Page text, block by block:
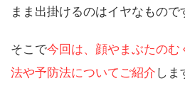
まま出掛けるのはイヤなもので
そこで今回は、顔やまぶたのむ
法や予防法についてご紹介 しま